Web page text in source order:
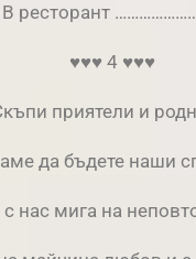
В ресторант
♥♥♥ 4 ♥♥♥
приятели и
да бъдете наши
с нас мига на